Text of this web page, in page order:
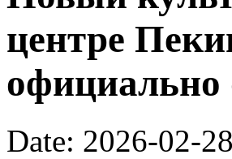
центре
официально
Date: 2026-02-28